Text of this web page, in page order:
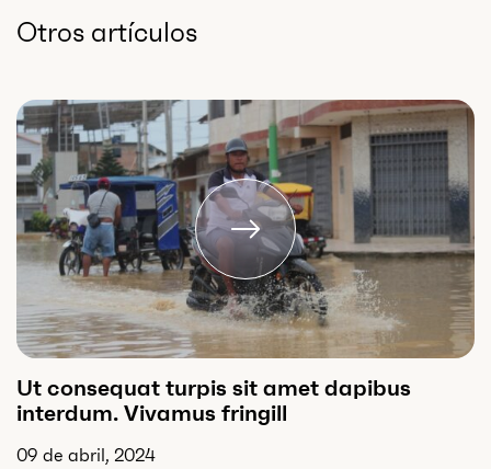
Otros artículos
Ut consequat turpis sit amet dapibus
interdum. Vivamus fringill
09 de abril, 2024